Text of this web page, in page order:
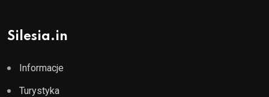
Silesia.in
Informacje
Turystyka